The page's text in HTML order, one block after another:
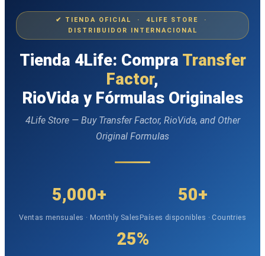
✔ TIENDA OFICIAL · 4LIFE STORE ·
DISTRIBUIDOR INTERNACIONAL
Tienda 4Life: Compra Transfer
Factor,
RioVida y Fórmulas Originales
4Life Store — Buy Transfer Factor, RioVida, and Other
Original Formulas
5,000+
Ventas mensuales · Monthly Sales
50+
Países disponibles · Countries
25%